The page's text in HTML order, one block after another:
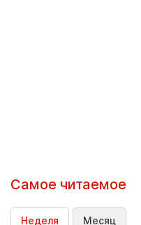
Самое читаемое
Неделя Месяц